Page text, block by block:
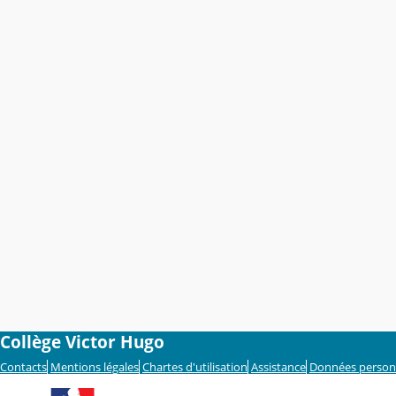
Collège Victor Hugo
Contacts Mentions légales Chartes d'utilisation Assistance Données